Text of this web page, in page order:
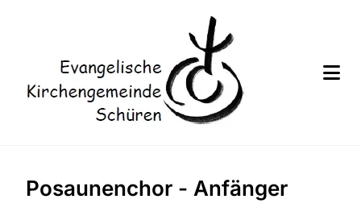
Posaunenchor - Anfänger